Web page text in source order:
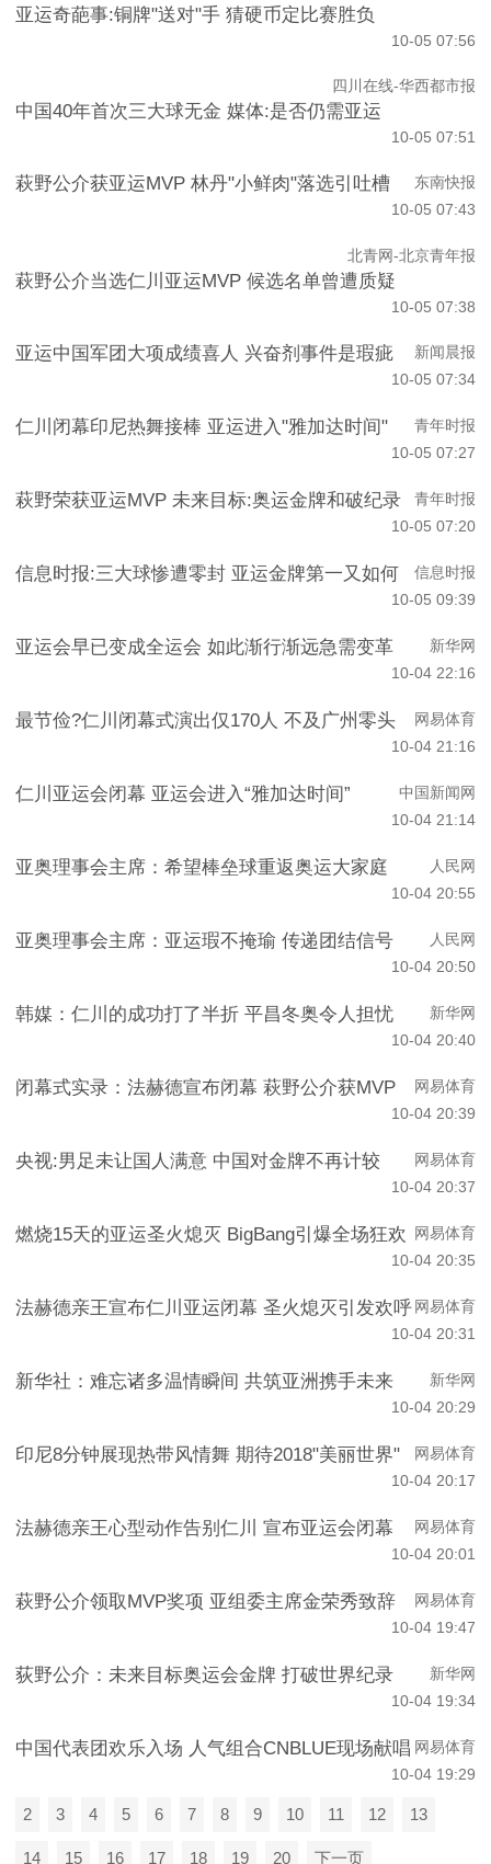
亚运奇葩事:铜牌"送对"手 猜硬币定比赛胜负
10-05 07:56
四川在线-华西都市报
中国40年首次三大球无金 媒体:是否仍需亚运
10-05 07:51
东南快报
萩野公介获亚运MVP 林丹"小鲜肉"落选引吐槽
10-05 07:43
北青网-北京青年报
萩野公介当选仁川亚运MVP 候选名单曾遭质疑
10-05 07:38
新闻晨报
亚运中国军团大项成绩喜人 兴奋剂事件是瑕疵
10-05 07:34
青年时报
仁川闭幕印尼热舞接棒 亚运进入"雅加达时间"
10-05 07:27
青年时报
萩野荣获亚运MVP 未来目标:奥运金牌和破纪录
10-05 07:20
信息时报
信息时报:三大球惨遭零封 亚运金牌第一又如何
10-05 09:39
新华网
亚运会早已变成全运会 如此渐行渐远急需变革
10-04 22:16
网易体育
最节俭?仁川闭幕式演出仅170人 不及广州零头
10-04 21:16
中国新闻网
仁川亚运会闭幕 亚运会进入“雅加达时间”
10-04 21:14
人民网
亚奥理事会主席：希望棒垒球重返奥运大家庭
10-04 20:55
人民网
亚奥理事会主席：亚运瑕不掩瑜 传递团结信号
10-04 20:50
新华网
韩媒：仁川的成功打了半折 平昌冬奥令人担忧
10-04 20:40
网易体育
闭幕式实录：法赫德宣布闭幕 萩野公介获MVP
10-04 20:39
网易体育
央视:男足未让国人满意 中国对金牌不再计较
10-04 20:37
网易体育
燃烧15天的亚运圣火熄灭 BigBang引爆全场狂欢
10-04 20:35
网易体育
法赫德亲王宣布仁川亚运闭幕 圣火熄灭引发欢呼
10-04 20:31
新华网
新华社：难忘诸多温情瞬间 共筑亚洲携手未来
10-04 20:29
网易体育
印尼8分钟展现热带风情舞 期待2018"美丽世界"
10-04 20:17
网易体育
法赫德亲王心型动作告别仁川 宣布亚运会闭幕
10-04 20:01
网易体育
萩野公介领取MVP奖项 亚组委主席金荣秀致辞
10-04 19:47
新华网
荻野公介：未来目标奥运会金牌 打破世界纪录
10-04 19:34
网易体育
中国代表团欢乐入场 人气组合CNBLUE现场献唱
10-04 19:29
2 3 4 5 6 7 8 9 10 11 12 13
14 15 16 17 18 19 20 下一页